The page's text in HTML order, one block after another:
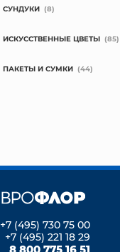
СУНДУКИ (8)
ИСКУССТВЕННЫЕ ЦВЕТЫ (85)
ПАКЕТЫ И СУМКИ (44)
+7 (495) 730 75 00
+7 (495) 221 18 29
8 800 775 16 51